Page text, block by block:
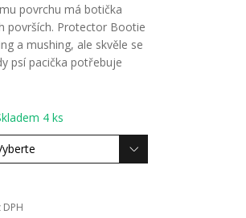
povrchu má botička
površích. Protector Bootie
a mushing, ale skvěle se
psí pacička potřebuje
4 ks
DPH